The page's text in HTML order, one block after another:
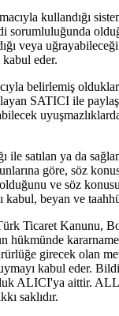
kullandığı
sorumluluğunda
veya
eder.
belirlemiş
SATICI ile
ile satılan ya da
göre, söz
ve söz
beyan ve
Ticaret Kanunu,
girecek olan
kabul eder.
ALICI'ya aittir.
saklıdır.